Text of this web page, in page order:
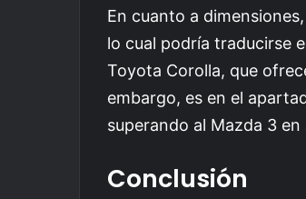
En cuanto a
lo cual podría traducirse
Toyota Corolla, que
embargo, es en el
superando al Mazda 3
Conclusión